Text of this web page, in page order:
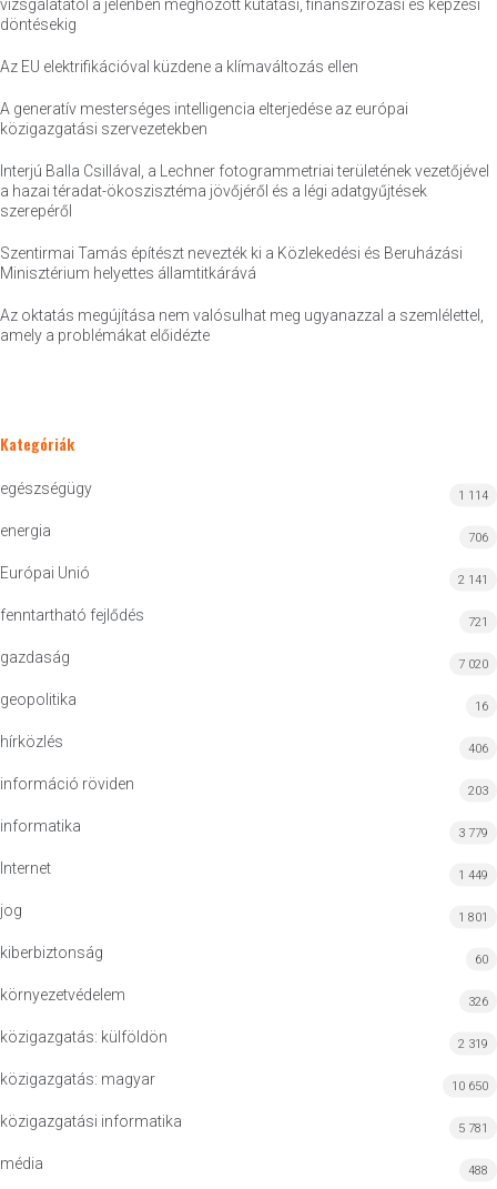
vizsgálatától a jelenben meghozott kutatási, finanszírozási és képzési
döntésekig
Az EU elektrifikációval küzdene a klímaváltozás ellen
A generatív mesterséges intelligencia elterjedése az európai
közigazgatási szervezetekben
Interjú Balla Csillával, a Lechner fotogrammetriai területének vezetőjével
a hazai téradat-ökoszisztéma jövőjéről és a légi adatgyűjtések
szerepéről
Szentirmai Tamás építészt nevezték ki a Közlekedési és Beruházási
Minisztérium helyettes államtitkárává
Az oktatás megújítása nem valósulhat meg ugyanazzal a szemlélettel,
amely a problémákat előidézte
Kategóriák
egészségügy 1 114
energia 706
Európai Unió 2 141
fenntartható fejlődés 721
gazdaság 7 020
geopolitika 16
hírközlés 406
információ röviden 203
informatika 3 779
Internet 1 449
jog 1 801
kiberbiztonság 60
környezetvédelem 326
közigazgatás: külföldön 2 319
közigazgatás: magyar 10 650
közigazgatási informatika 5 781
média 488